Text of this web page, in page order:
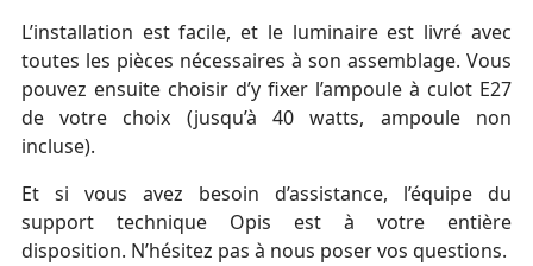
L’installation est facile, et le luminaire est livré avec
toutes les pièces nécessaires à son assemblage. Vous
pouvez ensuite choisir d’y fixer l’ampoule à culot E27
de votre choix (jusqu’à 40 watts, ampoule non
incluse).
Et si vous avez besoin d’assistance, l’équipe du
support technique Opis est à votre entière
disposition. N’hésitez pas à nous poser vos questions.